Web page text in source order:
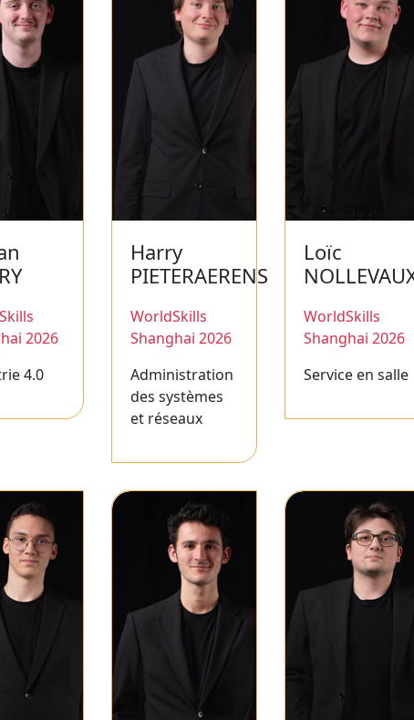
2026
4.0
Harry
PIETERAERENS
WorldSkills
Shanghai 2026
Administration
des systèmes
et réseaux
Loïc
WorldSkills
Shanghai 2026
Service en salle